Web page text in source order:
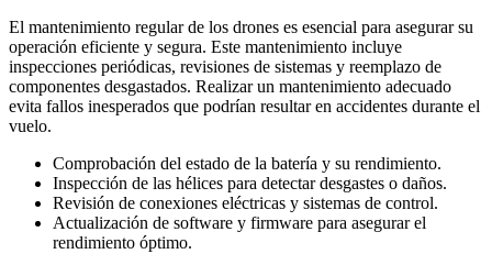
El mantenimiento regular de los drones es esencial para asegurar su
operación eficiente y segura. Este mantenimiento incluye
inspecciones periódicas, revisiones de sistemas y reemplazo de
componentes desgastados. Realizar un mantenimiento adecuado
evita fallos inesperados que podrían resultar en accidentes durante el
vuelo.
Comprobación del estado de la batería y su rendimiento.
Inspección de las hélices para detectar desgastes o daños.
Revisión de conexiones eléctricas y sistemas de control.
Actualización de software y firmware para asegurar el
rendimiento óptimo.